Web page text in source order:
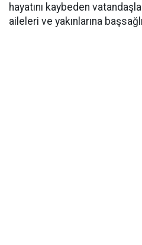
hayatını kaybeden
aileleri ve yakınlarına